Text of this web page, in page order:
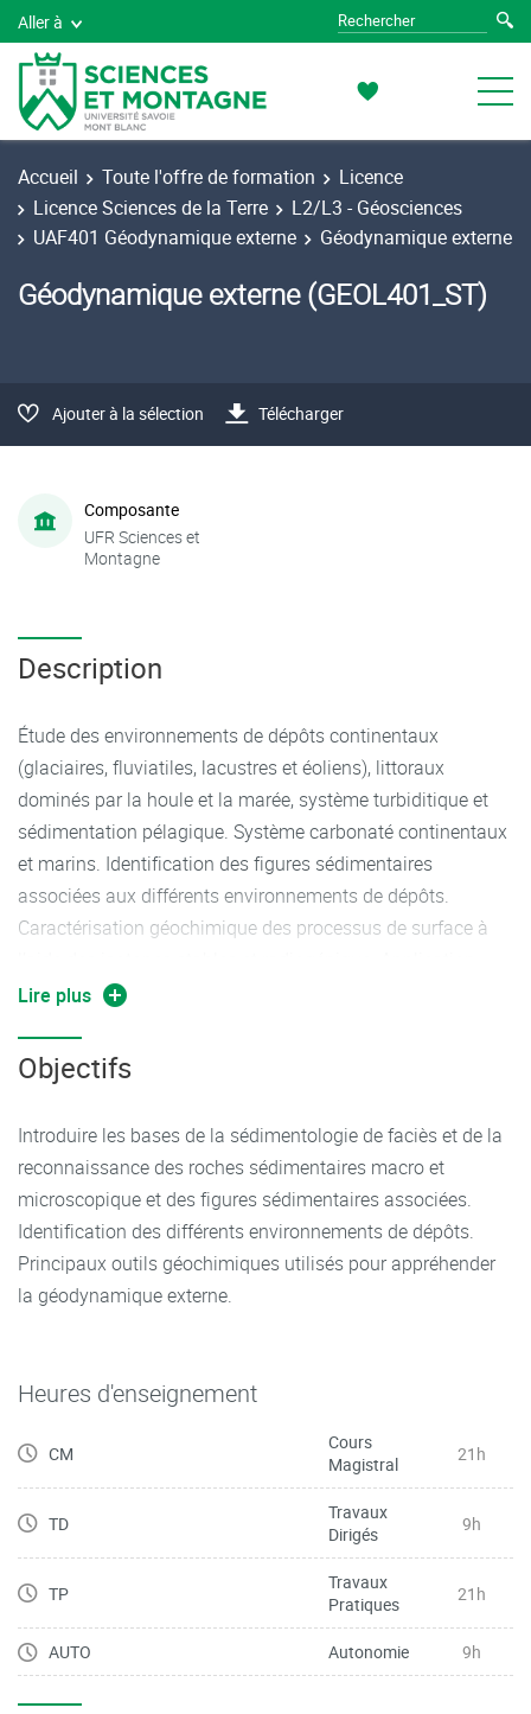
Aller à
Accueil Toute l'offre de formation
Licence
Licence Sciences de la Terre
L2/L3 - Géosciences
UAF401 Géodynamique externe
Géodynamique externe
Géodynamique externe (GEOL401_ST)
Ajouter à la sélection Télécharger
Composante
UFR Sciences et
Montagne
Description
Étude des environnements de dépôts continentaux
(glaciaires, fluviatiles, lacustres et éoliens), littoraux
dominés par la houle et la marée, système turbiditique et
sédimentation pélagique. Système carbonaté continentaux
et marins. Identification des figures sédimentaires
associées aux différents environnements de dépôts.
Caractérisation géochimique des processus de surface à
environnementale et paléoenvironnementale.
Lire plus
Objectifs
Introduire les bases de la sédimentologie de faciès et de la
reconnaissance des roches sédimentaires macro et
microscopique et des figures sédimentaires associées.
Identification des différents environnements de dépôts.
Principaux outils géochimiques utilisés pour appréhender
la géodynamique externe.
Heures d'enseignement
CM
Cours
Magistral
21h
TD
Travaux
Dirigés
9h
TP
Travaux
Pratiques
21h
AUTO Autonomie 9h